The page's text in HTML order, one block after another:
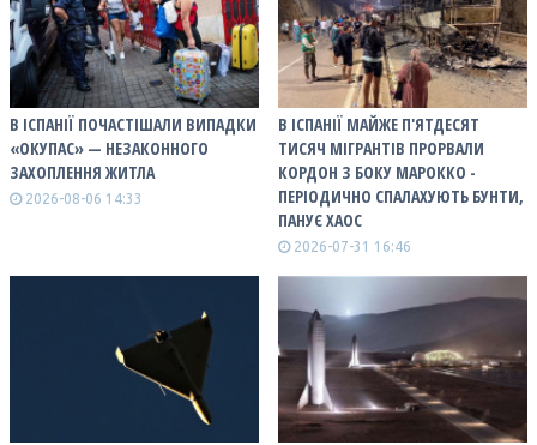
В ІСПАНІЇ ПОЧАСТІШАЛИ ВИПАДКИ
«ОКУПАС» — НЕЗАКОННОГО
ЗАХОПЛЕННЯ ЖИТЛА
2026-08-06 14:33
В ІСПАНІЇ МАЙЖЕ П'ЯТДЕСЯТ
ТИСЯЧ МІГРАНТІВ ПРОРВАЛИ
КОРДОН З БОКУ МАРОККО -
ПЕРІОДИЧНО СПАЛАХУЮТЬ БУНТИ,
ПАНУЄ ХАОС
2026-07-31 16:46